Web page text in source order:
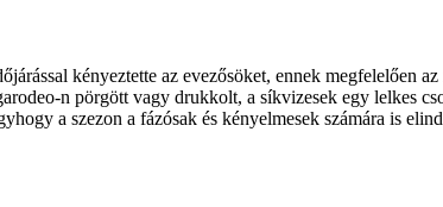
kényeztette az evezősöket, ennek megfelelően
n pörgött vagy drukkolt, a síkvizesek egy lelkes
a szezon a fázósak és kényelmesek számára is